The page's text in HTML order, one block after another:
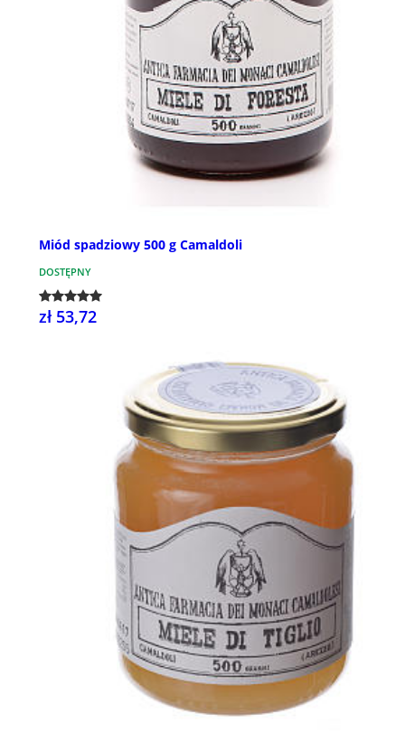
Miód spadziowy 500 g Camaldoli
DOSTĘPNY
zł 53,72